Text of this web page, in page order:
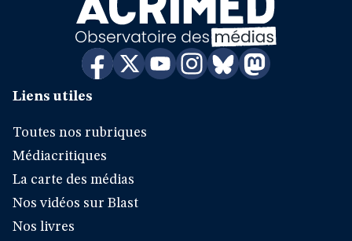
Liens utiles
Toutes nos rubriques
Médiacritiques
La carte des médias
Nos vidéos sur Blast
Nos livres